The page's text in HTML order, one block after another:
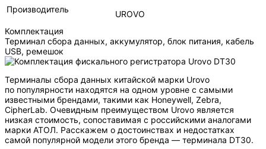
Производитель
UROVO
Комплектация
Терминал сбора данных, аккумулятор, блок питания, кабель
USB, ремешок
Терминалы сбора данных китайской марки Urovo
по популярности находятся на одном уровне c самыми
известными брендами, такими как Honeywell, Zebra,
CipherLab. Очевидным преимуществом Urovo является
низкая стоимость, сопоставимая с российскими аналогами
марки АТОЛ. Расскажем о достоинствах и недостатках
самой популярной модели этого бренда — терминала DT30.